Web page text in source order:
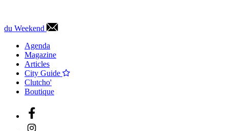
du Weekend
Agenda
Magazine
Articles
City Guide
Clutcho'
Boutique